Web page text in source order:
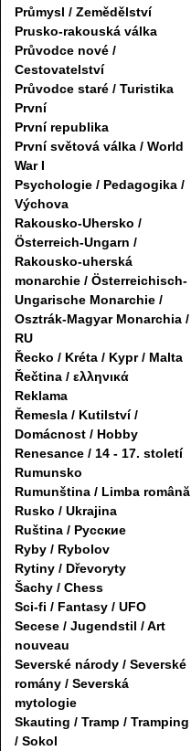
Průmysl / Zemědělství
Prusko-rakouská válka
Průvodce nové /
Cestovatelství
Průvodce staré / Turistika
První
První republika
První světová válka / World
War I
Psychologie / Pedagogika /
Výchova
Rakousko-Uhersko /
Österreich-Ungarn /
Rakousko-uherská
monarchie / Österreichisch-
Ungarische Monarchie /
Osztrák-Magyar Monarchia /
RU
Řecko / Kréta / Kypr / Malta
Řečtina / ελληνικά
Reklama
Řemesla / Kutilství /
Domácnost / Hobby
Renesance / 14 - 17. století
Rumunsko
Rumunština / Limba română
Rusko / Ukrajina
Ruština / Русские
Ryby / Rybolov
Rytiny / Dřevoryty
Šachy / Chess
Sci-fi / Fantasy / UFO
Secese / Jugendstil / Art
nouveau
Severské národy / Severské
romány / Severská
mytologie
Skauting / Tramp / Tramping
/ Sokol